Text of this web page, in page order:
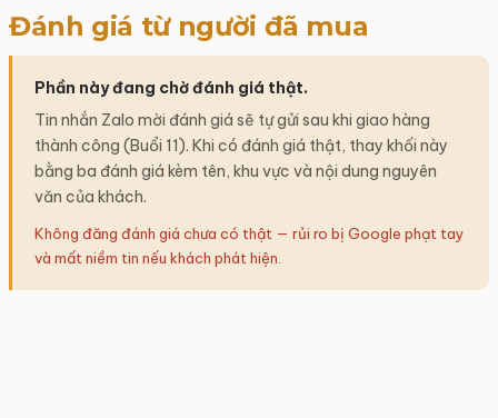
Đánh giá từ người đã mua
Phần này đang chờ đánh giá thật.
Tin nhắn Zalo mời đánh giá sẽ tự gửi sau khi giao hàng
thành công (Buổi 11). Khi có đánh giá thật, thay khối này
bằng ba đánh giá kèm tên, khu vực và nội dung nguyên
văn của khách.
Không đăng đánh giá chưa có thật — rủi ro bị Google phạt tay
và mất niềm tin nếu khách phát hiện.